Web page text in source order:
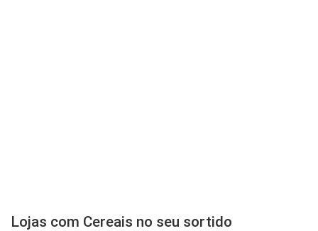
Lojas com Cereais no seu sortido